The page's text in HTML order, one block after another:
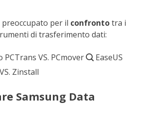
per il confrontotra i
di trasferimento dati:
PCTrans VS. PCmover EaseUS
Zinstall
Samsung Data